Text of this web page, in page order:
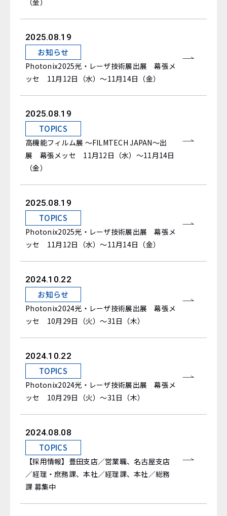
（金）
2025.08.19
お知らせ
Photonix2025光・レーザ技術展出展 幕張メ
ッセ 11月12日（水）～11月14日（金）
2025.08.19
TOPICS
高機能フィルム展 ～FILMTECH JAPAN～出
展 幕張メッセ 11月12日（水）～11月14日
（金）
2025.08.19
TOPICS
Photonix2025光・レーザ技術展出展 幕張メ
ッセ 11月12日（水）～11月14日（金）
2024.10.22
お知らせ
Photonix2024光・レーザ技術展出展 幕張メ
ッセ 10月29日（火）～31日（木）
2024.10.22
TOPICS
Photonix2024光・レーザ技術展出展 幕張メ
ッセ 10月29日（火）～31日（木）
2024.08.08
TOPICS
【採用情報】豊田支店／営業職、名古屋支店
／経理・庶務課、本社／経理課、本社／総務
課 募集中